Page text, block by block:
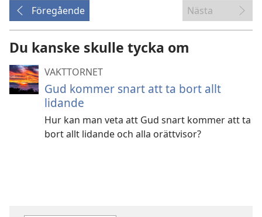
Föregående Nästa
Du kanske skulle tycka om
VAKTTORNET
Gud kommer snart att ta bort allt
lidande
Hur kan man veta att Gud snart kommer att ta
bort allt lidande och alla orättvisor?